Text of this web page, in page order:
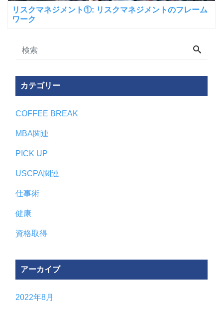
リスクマネジメント①: リスクマネジメントのフレーム
ワーク
カテゴリー
COFFEE BREAK
MBA関連
PICK UP
USCPA関連
仕事術
健康
資格取得
アーカイブ
2022年8月